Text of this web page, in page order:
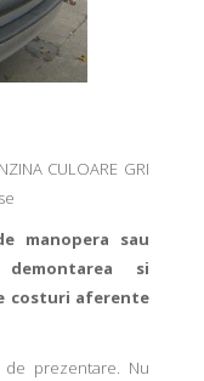
CULOARE GRI
manopera sau
si
costuri aferente
prezentare. Nu